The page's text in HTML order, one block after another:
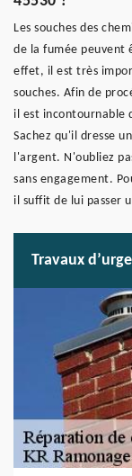
Les souches des
de la fumée peuvent
effet, il est très
souches. Afin de
il est incontournable
Sachez qu'il dresse
l'argent. N'oubliez
sans engagement.
il suffit de lui passer
Travaux